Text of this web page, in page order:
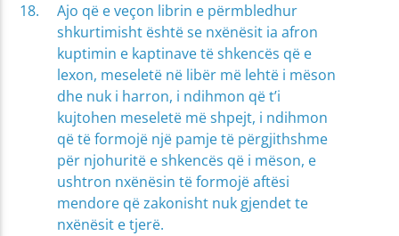
Ajo që e veçon librin e përmbledhur
shkurtimisht është se nxënësit ia afron
kuptimin e kaptinave të shkencës që e
lexon, meseletë në libër më lehtë i mëson
dhe nuk i harron, i ndihmon që t’i
kujtohen meseletë më shpejt, i ndihmon
që të formojë një pamje të përgjithshme
për njohuritë e shkencës që i mëson, e
ushtron nxënësin të formojë aftësi
mendore që zakonisht nuk gjendet te
nxënësit e tjerë.